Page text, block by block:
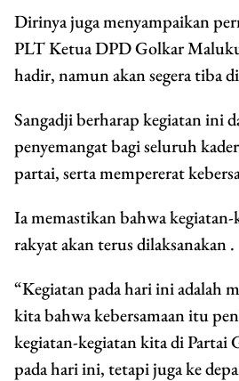
Dirinya juga menyampaikan
PLT Ketua DPD Golkar
hadir, namun akan segera tiba
Sangadji berharap kegiatan ini
penyemangat bagi seluruh
partai, serta mempererat
Ia memastikan bahwa kegiatan-
rakyat akan terus dilaksanakan .
“Kegiatan pada hari ini adalah
kita bahwa kebersamaan itu
kegiatan-kegiatan kita di Partai
pada hari ini, tetapi juga ke